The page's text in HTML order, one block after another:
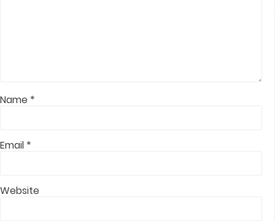
Name *
Email *
Website